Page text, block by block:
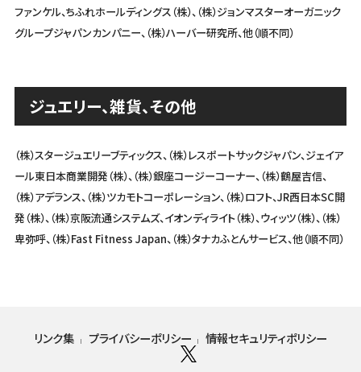
ファンケル、ちふれホールディングス（株）、（株）ジョンマスターオーガニック
グループジャパンカンパニー、 （株）ハーバー研究所、他（順不同）
ジュエリー、雑貨、その他
（株）スタージュエリーブティックス、（株）レスポートサックジャパン、ジェイア
ール東日本商業開発（株）、（株）銀座コージーコーナー、 （株）鶴屋吉信、
（株）アデランス、（株）ツカモトコーポレーション、（株）ロフト、JR西日本SC開
発（株）、（株）京阪流通システムズ、イオンディライト（株）、ウィッツ（株）、（株）
卑弥呼、（株）Fast Fitness Japan、（株）タナカふとんサービス、他（順不同）
リンク集 プライバシーポリシー 情報セキュリティポリシー